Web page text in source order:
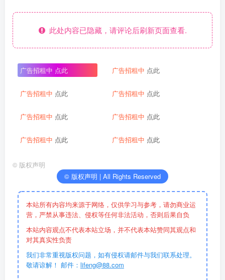
此处内容已隐藏，请评论后刷新页面查看.
广告招租中 点此 广告招租中 点此
广告招租中 点此 广告招租中 点此
广告招租中 点此 广告招租中 点此
广告招租中 点此 广告招租中 点此
© 版权声明
© 版权声明 | All Rights Reserved
本站所有内容均来源于网络，仅供学习与参考，请勿商业运
营，严禁从事违法、侵权等任何非法活动，否则后果自负
本站内容观点不代表本站立场，并不代表本站赞同其观点和
对其真实性负责
我们非常重视版权问题，如有侵权请邮件与我们联系处理。
敬请谅解！ 邮件： lifeng@88.com